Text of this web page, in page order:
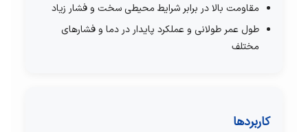
مقاومت بالا در برابر شرایط محیطی سخت و فشار زیاد
طول عمر طولانی و عملکرد پایدار در دما و فشارهای
مختلف
کاربردها